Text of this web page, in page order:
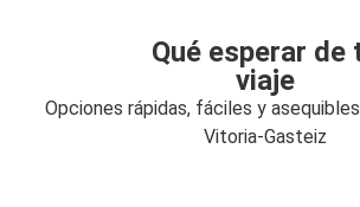
Qué esperar de
viaje
Opciones rápidas, fáciles y
Vitoria-Gasteiz